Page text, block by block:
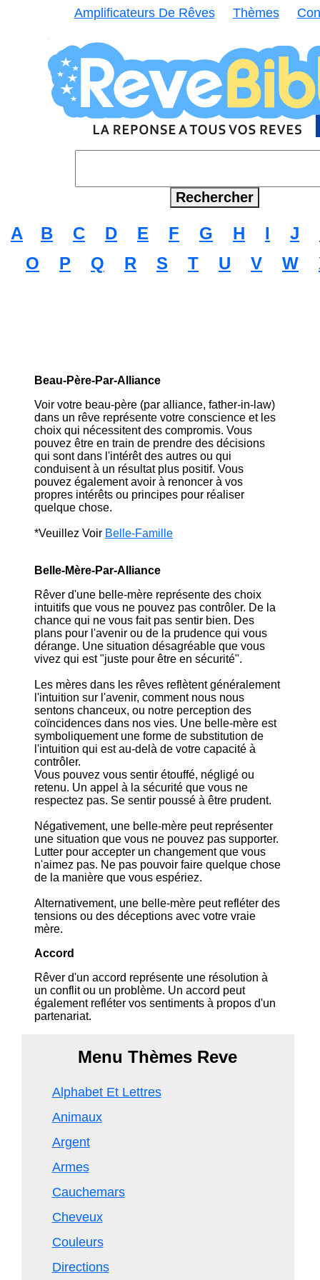
Amplificateurs De Rêves Thèmes
A B C D E F G H I J
O
P Q R S T U V W
Beau-Père-Par-Alliance
Voir votre beau-père (par alliance, father-in-law)
dans un rêve représente votre conscience et les
choix qui nécessitent des compromis. Vous
pouvez être en train de prendre des décisions
qui sont dans l'intérêt des autres ou qui
conduisent à un résultat plus positif. Vous
pouvez également avoir à renoncer à vos
propres intérêts ou principes pour réaliser
quelque chose.
*Veuillez Voir Belle-Famille
Belle-Mère-Par-Alliance
Rêver d'une belle-mère représente des choix
intuitifs que vous ne pouvez pas contrôler. De la
chance qui ne vous fait pas sentir bien. Des
plans pour l'avenir ou de la prudence qui vous
dérange. Une situation désagréable que vous
vivez qui est "juste pour être en sécurité".
Les mères dans les rêves reflètent généralement
l'intuition sur l'avenir, comment nous nous
sentons chanceux, ou notre perception des
coïncidences dans nos vies. Une belle-mère est
symboliquement une forme de substitution de
l'intuition qui est au-delà de votre capacité à
contrôler.
Vous pouvez vous sentir étouffé, négligé ou
retenu. Un appel à la sécurité que vous ne
respectez pas. Se sentir poussé à être prudent.
Négativement, une belle-mère peut représenter
une situation que vous ne pouvez pas supporter.
Lutter pour accepter un changement que vous
n'aimez pas. Ne pas pouvoir faire quelque chose
de la manière que vous espériez.
Alternativement, une belle-mère peut refléter des
tensions ou des déceptions avec votre vraie
mère.
Accord
Rêver d'un accord représente une résolution à
un conflit ou un problème. Un accord peut
également refléter vos sentiments à propos d'un
partenariat.
Menu Thèmes Reve
Alphabet Et Lettres
Animaux
Argent
Armes
Cauchemars
Cheveux
Couleurs
Directions